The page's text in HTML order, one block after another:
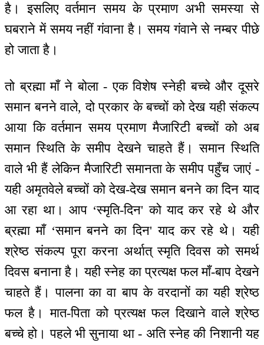
है। इसलिए वर्तमान समय के प्रमाण अभी समस्या से
घबराने में समय नहीं गंवाना है। समय गंवाने से नम्बर पीछे
हो जाता है।
तो ब्रह्मा माँ ने बोला - एक विशेष स्नेही बच्चे और दूसरे
समान बनने वाले, दो प्रकार के बच्चों को देख यही संकल्प
आया कि वर्तमान समय प्रमाण मैजारिटी बच्चों को अब
समान स्थिति के समीप देखने चाहते हैं। समान स्थिति
वाले भी हैं लेकिन मैजारिटी समानता के समीप पहुँच जाएं -
यही अमृतवेले बच्चों को देख-देख समान बनने का दिन याद
आ रहा था। आप ‘स्मृति-दिन' को याद कर रहे थे और
ब्रह्मा माँ ‘समान बनने का दिन' याद कर रहे थे। यही
श्रेष्ठ संकल्प पूरा करना अर्थात् स्मृति दिवस को समर्थ
दिवस बनाना है। यही स्नेह का प्रत्यक्ष फल माँ-बाप देखने
चाहते हैं। पालना का वा बाप के वरदानों का यही श्रेष्ठ
फल है। मात-पिता को प्रत्यक्ष फल दिखाने वाले श्रेष्ठ
बच्चे हो। पहले भी सुनाया था - अति स्नेह की निशानी यह